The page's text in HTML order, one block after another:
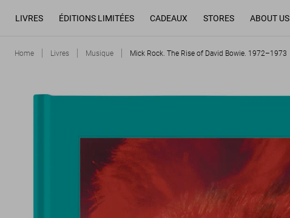
LIVRES ÉDITIONS LIMITÉES CADEAUX STORES ABOUT US
Home Livres Musique Mick Rock. The Rise of David Bowie. 1972–1973